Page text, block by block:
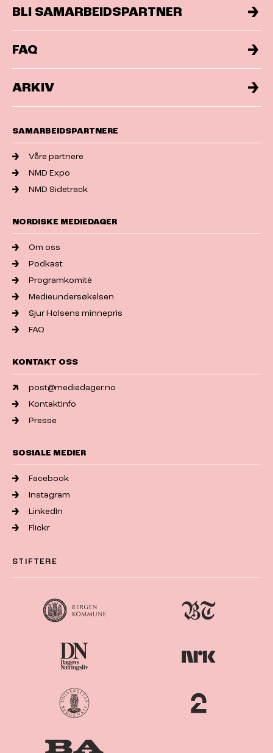
BLI SAMARBEIDSPARTNER
FAQ
ARKIV
SAMARBEIDSPARTNERE
Våre partnere
NMD Expo
NMD Sidetrack
NORDISKE MEDIEDAGER
Om oss
Podkast
Programkomité
Medieundersøkelsen
Sjur Holsens minnepris
FAQ
KONTAKT OSS
post@mediedager.no
Kontaktinfo
Presse
SOSIALE MEDIER
Facebook
Instagram
LinkedIn
Flickr
STIFTERE